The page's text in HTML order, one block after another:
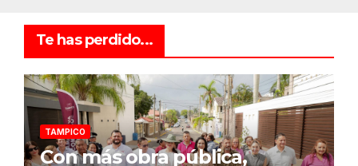
Te has perdido...
TAMPICO
Con más obra pública,